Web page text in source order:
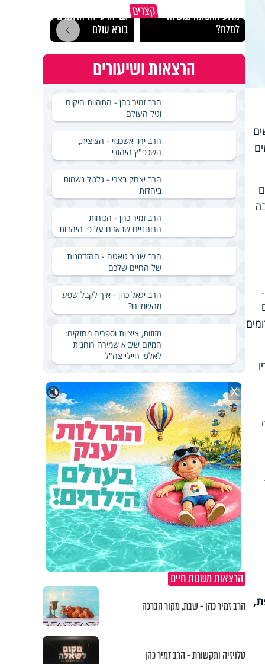
קצרים
מדוע האמונה נמשלה
למלח?
גם ׳הרע׳ זה הרחמים של
בורא עולם
הרצאות ושיעורים
הרב זמיר כהן - התהוות היקום
וגיל העולם
הרב ירון אשכנזי - הציצית,
השכפ"ץ היהודי
הרב יצחק בצרי - גלגול נשמות
ביהדות
הרב זמיר כהן - הכוחות
הרוחניים שבאדם על פי היהדות
הרב שניר גואטה - ההזדמנות
של החיים שלכם
הרב יגאל כהן - איך לקבל שפע
מהשמיים?
מזוזות, ציציות וספרים מחזקים:
המיזם שיביא שמירה רוחנית
לאלפי חיילי צה"ל
🔇 X
הרצאות משנות חיים
הרב זמיר כהן - שבת, מקור הברכה
טלויזיה ותקשורת - הרב זמיר כהן